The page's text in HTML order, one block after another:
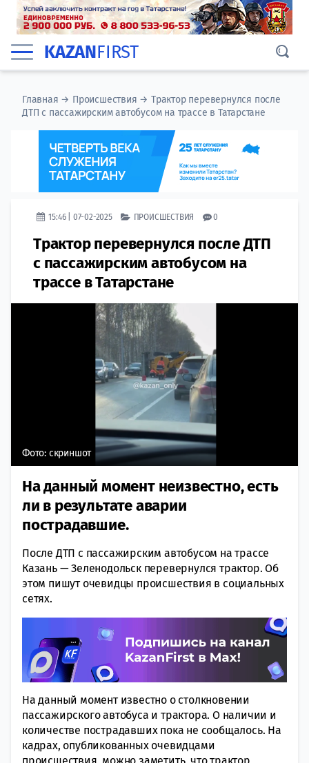
KAZANFIRST
Главная → Происшествия →Трактор перевернулся после
ДТП с пассажирским автобусом на трассе в Татарстане
15:46 | 07-02-2025 ПРОИСШЕСТВИЯ 0
Трактор перевернулся после ДТП
с пассажирским автобусом на
трассе в Татарстане
Фото: скриншот
На данный момент неизвестно, есть
ли в результате аварии
пострадавшие.
После ДТП с пассажирским автобусом на трассе
Казань — Зеленодольск перевернулся трактор. Об
этом пишут очевидцы происшествия в социальных
сетях.
На данный момент известно о столкновении
пассажирского автобуса и трактора. О наличии и
количестве пострадавших пока не сообщалось. На
кадрах, опубликованных очевидцами
происшествия, можно заметить, что трактор